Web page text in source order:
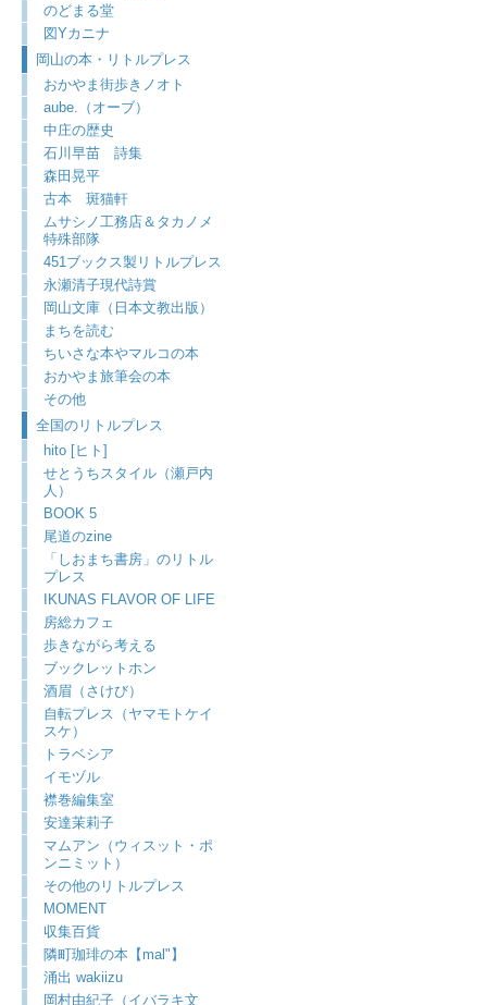
のどまる堂
図Yカニナ
岡山の本・リトルプレス
おかやま街歩きノオト
aube.（オーブ）
中庄の歴史
石川早苗 詩集
森田晃平
古本 斑猫軒
ムサシノ工務店＆タカノメ
特殊部隊
451ブックス製リトルプレス
永瀬清子現代詩賞
岡山文庫（日本文教出版）
まちを読む
ちいさな本やマルコの本
おかやま旅筆会の本
その他
全国のリトルプレス
hito [ヒト]
せとうちスタイル（瀬戸内
人）
BOOK 5
尾道のzine
「しおまち書房」のリトル
プレス
IKUNAS FLAVOR OF LIFE
房総カフェ
歩きながら考える
ブックレットホン
酒眉（さけび）
自転プレス（ヤマモトケイ
スケ）
トラベシア
イモヅル
襟巻編集室
安達茉莉子
マムアン（ウィスット・ポ
ンニミット）
その他のリトルプレス
MOMENT
収集百貨
隣町珈琲の本【mal"】
涌出 wakiizu
岡村由紀子（イバラキ文